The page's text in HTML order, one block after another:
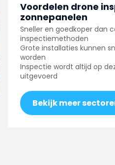
Voordelen drone
zonnepanelen
Sneller en goedkoper dan
inspectiemethoden
Grote installaties kunnen
worden
Inspectie wordt altijd op
uitgevoerd
Bekijk meer